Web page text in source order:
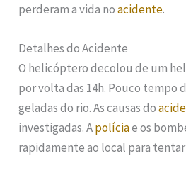
perderam a vida noacidente.
Detalhes do Acidente
O helicóptero decolou de um
por volta das 14h. Pouco tempo
geladas do rio. As causas do
investigadas. Apolíciae os
rapidamente ao local para